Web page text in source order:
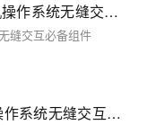
VMware Tools 13.0.5.0 发布 - 客户机操作系统无缝交互必备组件
缝交互必备组件
VMware Tools 12.5.4 下载 - 客户机操作系统无缝交互必备组件